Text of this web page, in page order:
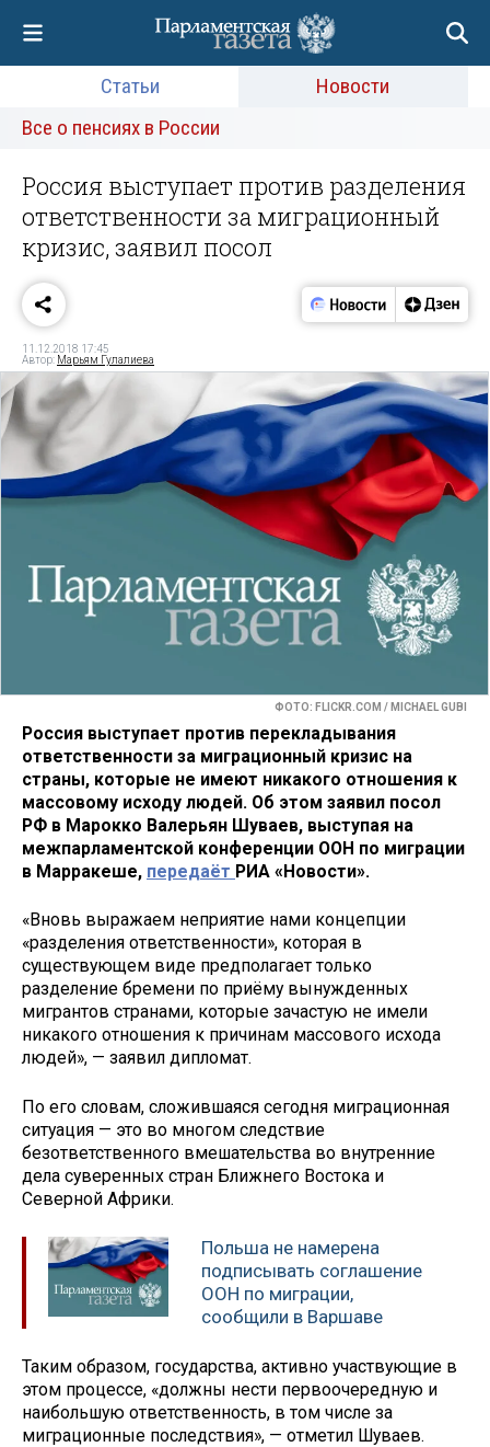
Статьи
Новости
Все о пенсиях в России
Россия выступает против разделения
ответственности за миграционный
кризис, заявил посол
11.12.2018 17:45
Автор: Марьям Гулалиева
ФОТО: FLICKR.COM / MICHAEL GUBI
Россия выступает против перекладывания
ответственности за миграционный кризис на
страны, которые не имеют никакого отношения к
массовому исходу людей. Об этом заявил посол
РФ в Марокко Валерьян Шуваев, выступая на
межпарламентской конференции ООН по миграции
в Марракеше, передаёт РИА «Новости».
«Вновь выражаем неприятие нами концепции
«разделения ответственности», которая в
существующем виде предполагает только
разделение бремени по приёму вынужденных
мигрантов странами, которые зачастую не имели
никакого отношения к причинам массового исхода
людей», — заявил дипломат.
По его словам, сложившаяся сегодня миграционная
ситуация — это во многом следствие
безответственного вмешательства во внутренние
дела суверенных стран Ближнего Востока и
Северной Африки.
Польша не намерена
подписывать соглашение
ООН по миграции,
сообщили в Варшаве
Таким образом, государства, активно участвующие в
этом процессе, «должны нести первоочередную и
наибольшую ответственность, в том числе за
миграционные последствия», — отметил Шуваев.